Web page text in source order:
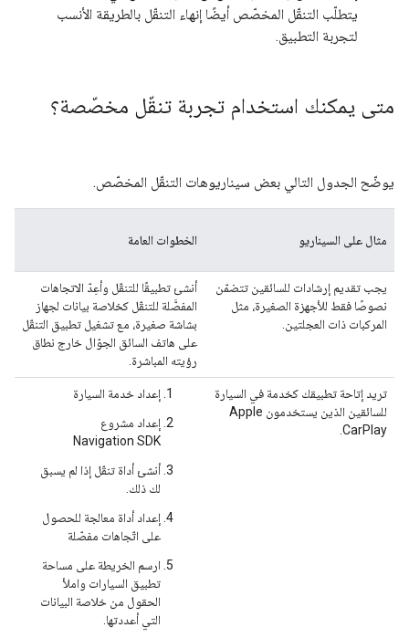
يتطلّب التنقّل المخصّص أيضًا إنهاء التنقّل بالطريقة الأنسب
لتجربة التطبيق.
متى يمكنك استخدام تجربة تنقّل مخصّصة؟
يوضّح الجدول التالي بعض سيناريوهات التنقّل المخصّص.
مثال على السيناريو الخطوات العامة
يجب تقديم إرشادات للسائقين تتضمّن
نصوصًا فقط للأجهزة الصغيرة، مثل
المركبات ذات العجلتين.
أنشئ تطبيقًا للتنقّل وأعِدّ الاتجاهات
المفصَّلة للتنقّل كخلاصة بيانات لجهاز
بشاشة صغيرة، مع تشغيل تطبيق التنقّل
على هاتف السائق الجوّال خارج نطاق
رؤيته المباشرة.
تريد إتاحة تطبيقك كخدمة في السيارة
للسائقين الذين يستخدمون Apple
CarPlay.
إعداد خدمة السيارة
إعداد مشروع
Navigation SDK
أنشئ أداة تنقّل إذا لم يسبق
لك ذلك.
إعداد أداة معالجة للحصول
على اتّجاهات مفصّلة
ارسم الخريطة على مساحة
تطبيق السيارات واملأ
الحقول من خلاصة البيانات
التي أعددتها.